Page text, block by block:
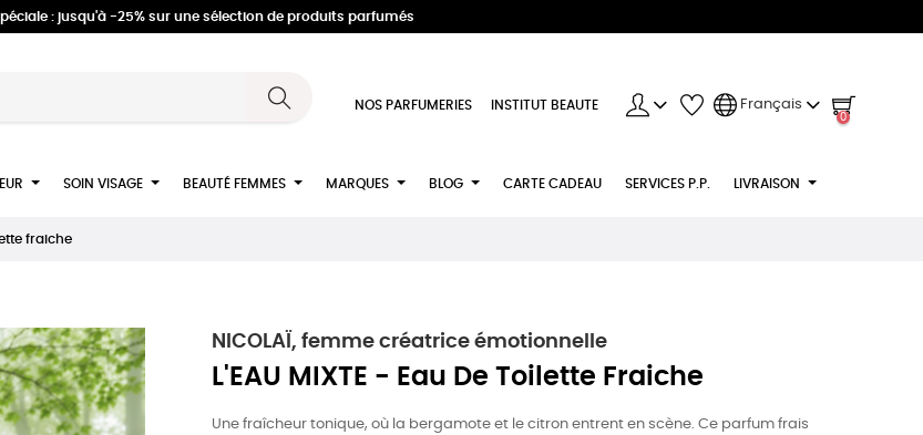
: jusqu'à -25% sur une sélection de produits parfumés
NOS PARFUMERIES INSTITUT BEAUTE Français
0
SOIN VISAGE BEAUTÉ FEMMES MARQUES BLOG CARTE CADEAU SERVICES P.P. LIVRAISON
fraiche
NICOLAÏ, femme créatrice émotionnelle
L'EAU MIXTE - Eau De Toilette Fraiche
Une fraîcheur tonique, où la bergamote et le citron entrent en scène. Ce parfum frais